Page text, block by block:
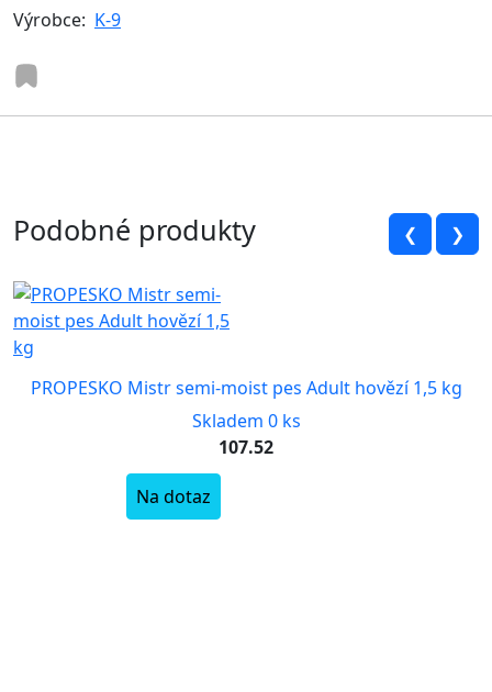
Výrobce: K-9
Podobné produkty ❮ ❯
PROPESKO Mistr semi-moist pes Adult hovězí 1,5 kg
Skladem 0 ks
107.52
Na dotaz